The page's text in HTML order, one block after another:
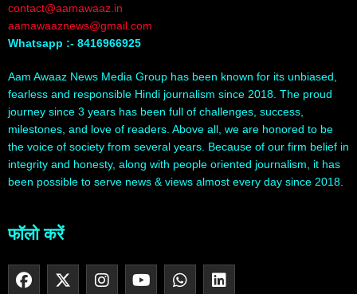
contact@aamawaaz.in
aamawaaznews@gmail.com
Whatsapp :- 8416966925
Aam Awaaz News Media Group has been known for its unbiased,
fearless and responsible Hindi journalism since 2018. The proud
journey since 3 years has been full of challenges, success,
milestones, and love of readers. Above all, we are honored to be
the voice of society from several years. Because of our firm belief in
integrity and honesty, along with people oriented journalism, it has
been possible to serve news & views almost every day since 2018.
फॉलो करें